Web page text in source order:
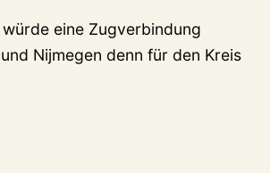
eine Zugverbindung
Nijmegen denn für den Kreis